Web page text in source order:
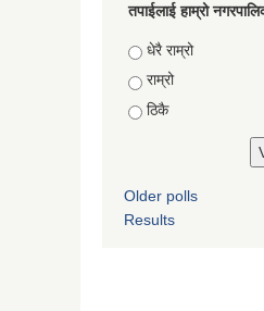
तपाईलाई हाम्रो
Choices
धेरै राम्रो
राम्रो
ठिकै
Older polls
Results